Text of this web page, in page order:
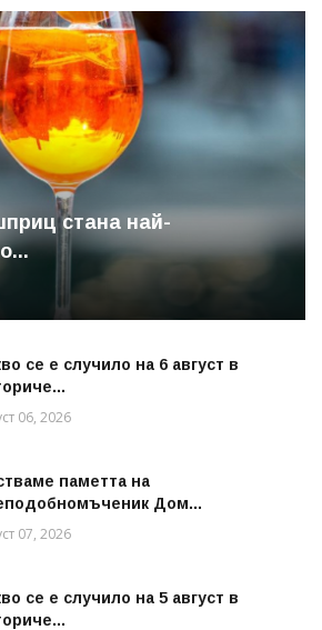
стана най-
се е случило на 6 август в
06, 2026
паметта на
Дом...
07, 2026
се е случило на 5 август в